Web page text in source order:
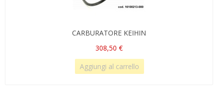
CARBURATORE KEIHIN
308,50 €
Aggiungi al carrello